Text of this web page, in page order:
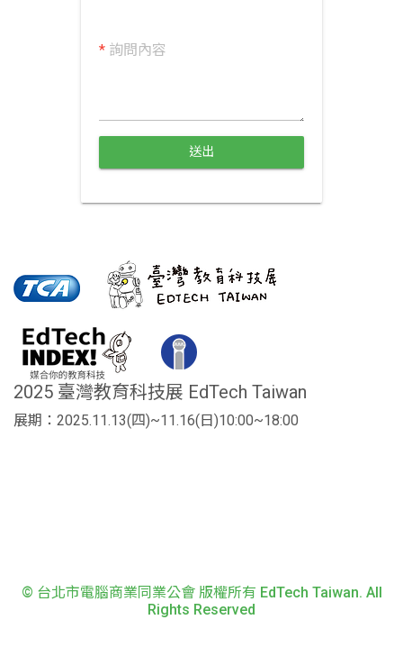
*詢問內容
送出
2025 臺灣教育科技展 EdTech Taiwan
展期：2025.11.13(四)~11.16(日)10:00~18:00
© 台北市電腦商業同業公會 版權所有 EdTech Taiwan. All
Rights Reserved